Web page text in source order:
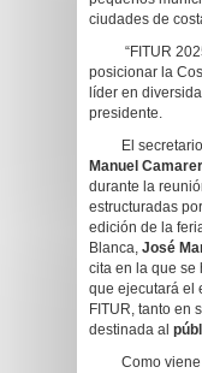
ciudades de
“FITUR 2025
posicionar la
líder en
presidente.
El secretario
Manuel
durante la
estructuradas
edición de la
Blanca, José
cita en la que se
que ejecutará el
FITUR, tanto en
destinada al
Como viene